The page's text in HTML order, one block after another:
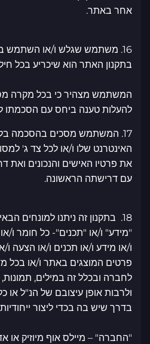
אחר באתר.
16. משתמש שגלש ו/או השתמש
בתקנון האתר הוא שיכריע בכל
המשתמש מצהיר כי בכל מקרה
להעלות טענה ביחס עם הסכמתו
17. המשתמש מסכים בהסכמה
האינטרנט שלו ו/או לכל צד ג'
את פרטיו האישים והנכונים ואת
עם דרישתה הראשונה.
18. בתקנון זה ניתנו למונחים
"מידע" ו/או "תכנים"- כל חומר ו/או
ו/או מידע ו/או תכנים ו/או הצעה
פרטים המוצגים באתר ו/או בכל
לחברה ובכלל זה במילים, תמונות,
ולרבות אופן עיצובם של הנ"ל או
בדרך שיש בה בכדי ליצור
"החברה" – מיילס אוף מיוזיק או